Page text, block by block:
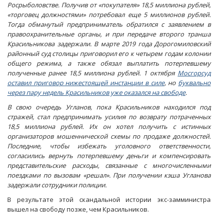
Росрыболовстве. Получив от «покупателя» 18,5 миллиона рублей,
«торговец должностями» потребовал еще 5 миллионов рублей.
Тогда обманутый предприниматель обратился с заявлением в
правоохранительные органы, и при передаче второго транша
Красильникова задержали. В марте 2019 года Дорогомиловский
районный суд столицы приговорил его к четырем годам колонии
общего режима, а также обязал выплатить потерпевшему
полученные ранее 18,5 миллиона рублей. 1 октября Мосгорсуд
оставил приговор нижестоящей инстанции в силе, но буквально
через пару недель Красильников уже оказался на свободе.
В свою очередь Угланов, пока Красильников находился под
стражей, стал предпринимать усилия по возврату потраченных
18,5 миллиона рублей. Их он хотел получить с истинных
организаторов мошеннической схемы по продаже должностей.
Последние, чтобы избежать уголовного ответственности,
согласились вернуть потерпевшему деньги и компенсировать
представительские расходы, связанные с многочисленными
поездками по вызовам «решал». При получении кэша Угланова
задержали сотрудники полиции.
В результате этой скандальной истории экс-замминистра
вышел на свободу позже, чем Красильников.